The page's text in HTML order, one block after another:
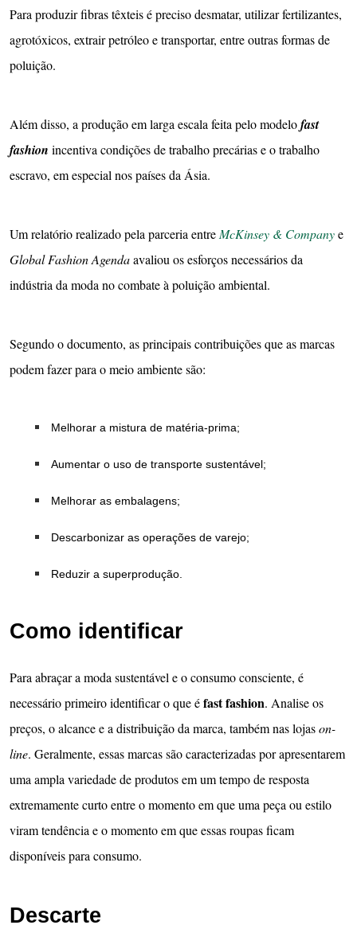
Para produzir fibras têxteis é preciso desmatar, utilizar fertilizantes,
agrotóxicos, extrair petróleo e transportar, entre outras formas de
poluição.
Além disso, a produção em larga escala feita pelo modelofast
fashion incentiva condições de trabalho precárias e o trabalho
escravo, em especial nos países da Ásia.
Um relatório realizado pela parceria entre McKinsey & Companye
Global Fashion Agendaavaliou os esforços necessários da
indústria da moda no combate à poluição ambiental.
Segundo o documento, as principais contribuições que as marcas
podem fazer para o meio ambiente são:
Melhorar a mistura de matéria-prima;
Aumentar o uso de transporte sustentável;
Melhorar as embalagens;
Descarbonizar as operações de varejo;
Reduzir a superprodução.
Como identificar
Para abraçar a moda sustentável e o consumo consciente, é
necessário primeiro identificar o que éfast fashion. Analise os
preços, o alcance e a distribuição da marca, também nas lojason-
line. Geralmente, essas marcas são caracterizadas por apresentarem
uma ampla variedade de produtos em um tempo de resposta
extremamente curto entre o momento em que uma peça ou estilo
viram tendência e o momento em que essas roupas ficam
disponíveis para consumo.
Descarte